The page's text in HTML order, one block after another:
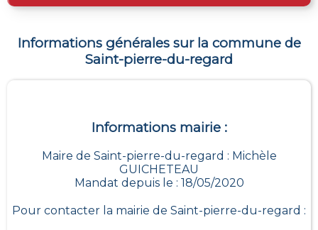
Informations générales sur la commune de
Saint-pierre-du-regard
Informations mairie :
Maire de Saint-pierre-du-regard : Michèle
GUICHETEAU
Mandat depuis le : 18/05/2020
Pour contacter la mairie de Saint-pierre-du-regard :